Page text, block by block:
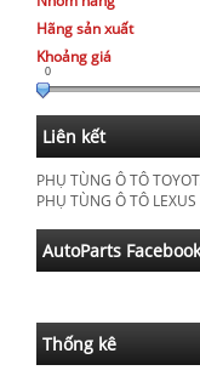
Hãng sản xuất
Khoảng giá
0
Liên kết
PHỤ TÙNG Ô TÔ
PHỤ TÙNG Ô TÔ LEXUS
AutoParts Facebook
Thống kê